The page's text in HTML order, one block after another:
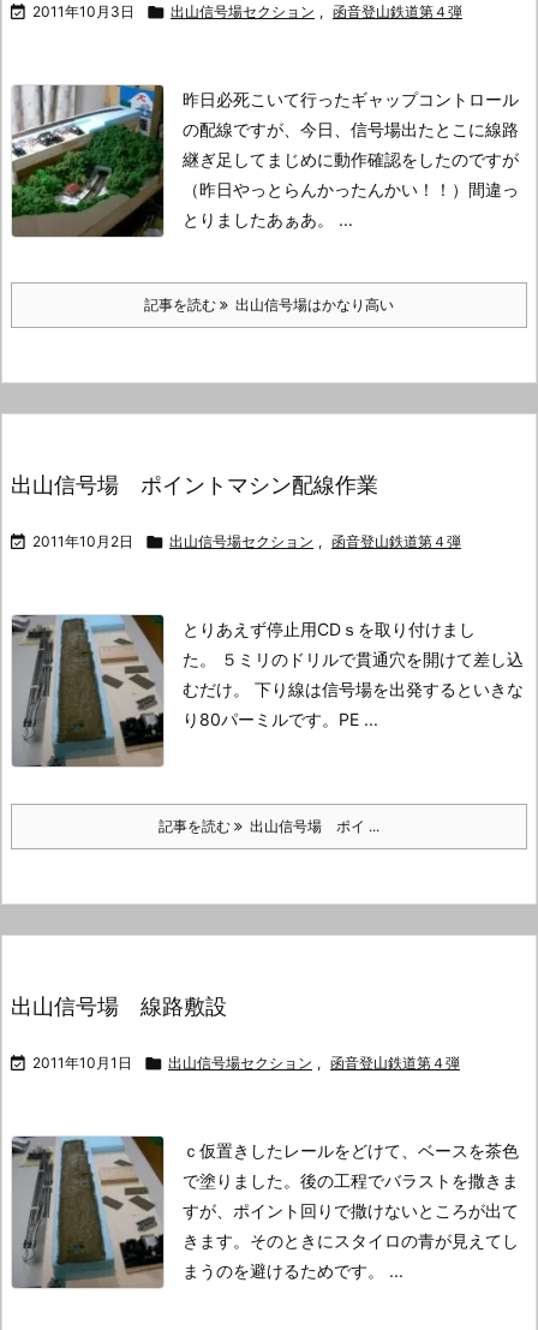
 2011年10月3日  出山信号場セクション , 函音登山鉄道第４弾
昨日必死こいて行ったギャップコントロール
の配線ですが、 今日、信号場出たとこに線路
継ぎ足してまじめに動作確認をしたのですが
（昨日やっとらんかったんかい！！） 間違っ
とりましたあぁあ。
...
記事を読む 出山信号場はかなり高い
出山信号場 ポイントマシン配線作業
 2011年10月2日  出山信号場セクション , 函音登山鉄道第４弾
とりあえず停止用CDｓを取り付けまし
た。
５ミリのドリルで貫通穴を開けて差し込
むだけ。
下り線は信号場を出発するといきな
り80パーミルです。 PE ...
記事を読む 出山信号場 ポイ ...
出山信号場 線路敷設
 2011年10月1日  出山信号場セクション , 函音登山鉄道第４弾
ｃ 仮置きしたレールをどけて、ベースを茶色
で塗りました。 後の工程でバラストを撒きま
すが、ポイント回りで撒けないところが出て
きます。 そのときにスタイロの青が見えてし
まうのを避けるためです。 ...